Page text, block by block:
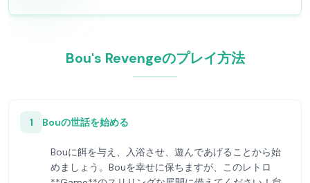
Bou's Revengeのプレイ方法
1 Bouの世話を始める
Bouに餌を与え、入浴させ、遊んであげることから始
めましょう。Bouを幸せに保ちますが、このレトロ